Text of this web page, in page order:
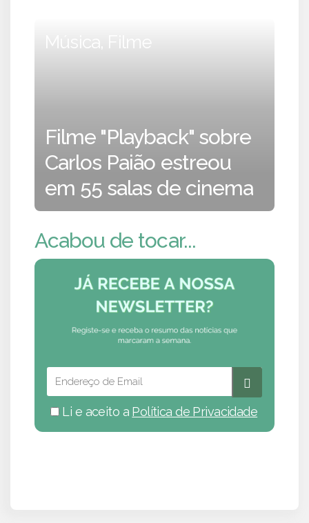
Música, Filme
Filme "Playback" sobre
Carlos Paião estreou
em 55 salas de cinema
Acabou de tocar...
Li e aceito a Política de Privacidade